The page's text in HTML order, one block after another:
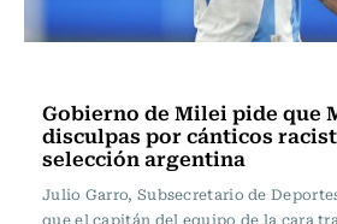
Gobierno de Milei pide que
disculpas por cánticos
selección argentina
Julio Garro, Subsecretario de
que el capitán del equipo de la cara